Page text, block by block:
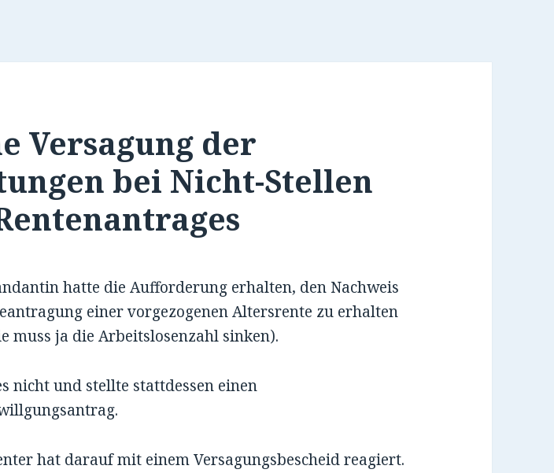
Versagung der
bei Nicht-Stellen
hatte die Aufforderung erhalten, den Nachweis
einer vorgezogenen Altersrente zu erhalten
muss ja die Arbeitslosenzahl sinken).
nicht und stellte stattdessen einen
hat darauf mit einem Versagungsbescheid reagiert.